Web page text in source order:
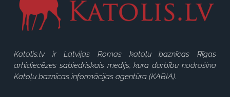
Katolis.lv ir Latvijas Romas katoļu baznīcas Rīgas
arhidiecēzes sabiedriskais medijs, kura darbību nodrošina
Katoļu baznīcas informācijas aģentūra (KABIA).